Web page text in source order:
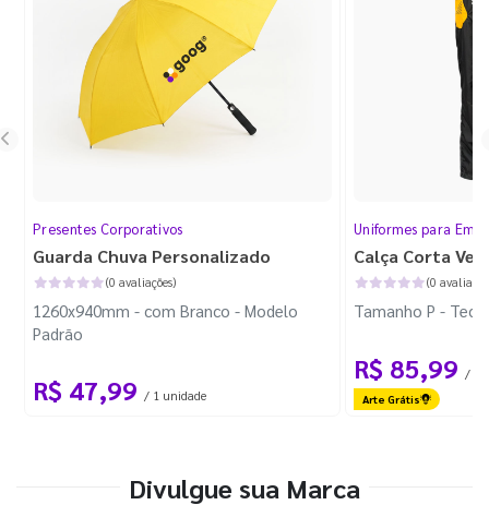
Presentes Corporativos
Guarda Chuva Personalizado
(0 avaliações)
1260x940mm - com Branco - Modelo
Padrão
R$ 47,99 / 1 unidade
Uniformes para
Calça Corta
(0
Tamanho P -
R$ 85,99 / 1
Arte Grátis
Divulgue sua Marca